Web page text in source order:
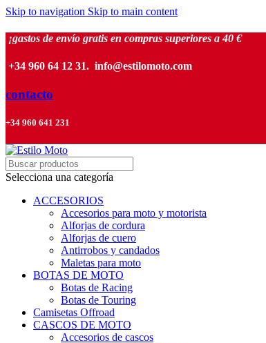
Skip to navigation Skip to main content
¡gastos de envío gratis en compras superiores a 40 €
+34 960 64 12 31. info@estilomoto.com
contacto
+34 960 641 231
Selecciona una categoría
ACCESORIOS
Accesorios para moto y motorista
Alforjas de cordura
Alforjas de cuero
Antirrobos y candados
Maletas para moto
BOTAS DE MOTO
Botas de Racing
Botas de Touring
Camisetas Offroad
CASCOS DE MOTO
Accesorios de cascos